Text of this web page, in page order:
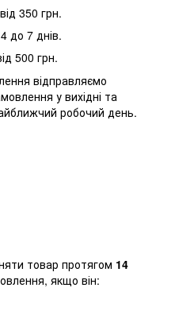
350 грн.
до 7 днів.
500 грн.
відправляємо
у вихідні та
робочий день.
товар протягом 14
якщо він: